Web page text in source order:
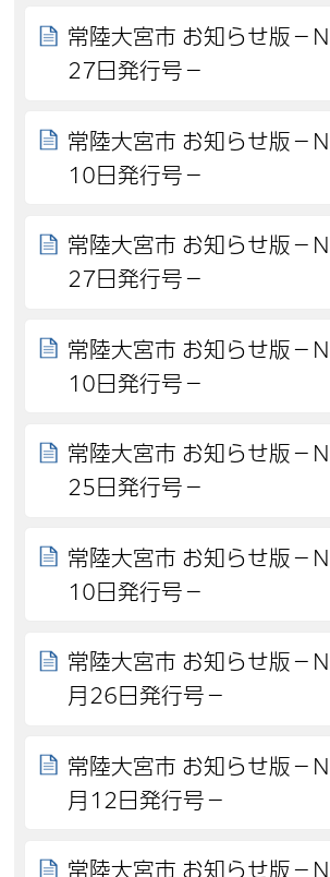
常陸大宮市 お知らせ版－
27日発行号－
常陸大宮市 お知らせ版－
10日発行号－
常陸大宮市 お知らせ版－
27日発行号－
常陸大宮市 お知らせ版－
10日発行号－
常陸大宮市 お知らせ版－
25日発行号－
常陸大宮市 お知らせ版－
10日発行号－
常陸大宮市 お知らせ版－
月26日発行号－
常陸大宮市 お知らせ版－
月12日発行号－
常陸大宮市 お知らせ版－